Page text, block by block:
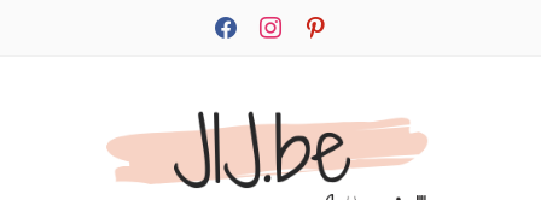
facebookinstagrampinterest